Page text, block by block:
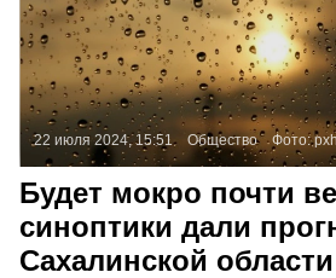
22 июля 2024, 15:51 Общество Фото:
Будет мокро почти
синоптики дали
Сахалинской